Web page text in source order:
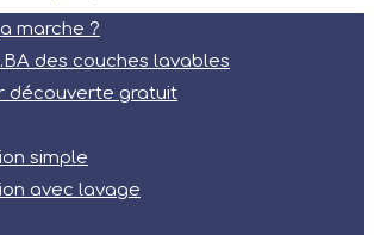
marche ?
des couches lavables
découverte gratuit
simple
avec lavage